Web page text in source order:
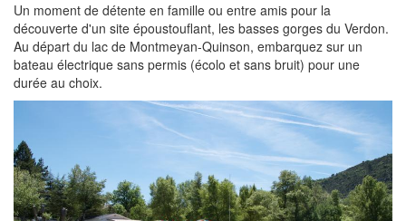
Un moment de détente en famille ou entre amis pour la
découverte d'un site époustouflant, les basses gorges du Verdon.
Au départ du lac de Montmeyan-Quinson, embarquez sur un
bateau électrique sans permis (écolo et sans bruit) pour une
durée au choix.